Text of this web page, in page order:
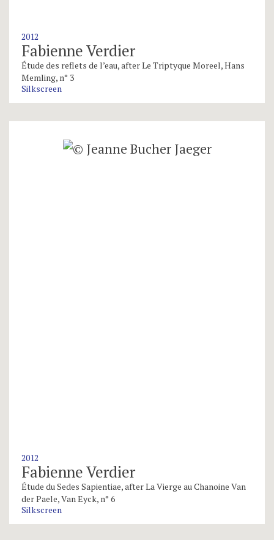
2012
Fabienne Verdier
Étude des reflets de l’eau, after Le Triptyque Moreel, Hans
Memling, n° 3
Silkscreen
2012
Fabienne Verdier
Étude du Sedes Sapientiae, after La Vierge au Chanoine Van
der Paele, Van Eyck, n° 6
Silkscreen